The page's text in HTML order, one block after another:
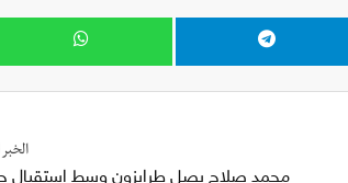
الخبر
محمد صلاح يصل طرابزون وسط استقبال